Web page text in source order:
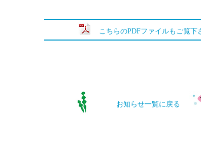
こちらのPDFファイルもご覧下
お知らせ一覧に戻る